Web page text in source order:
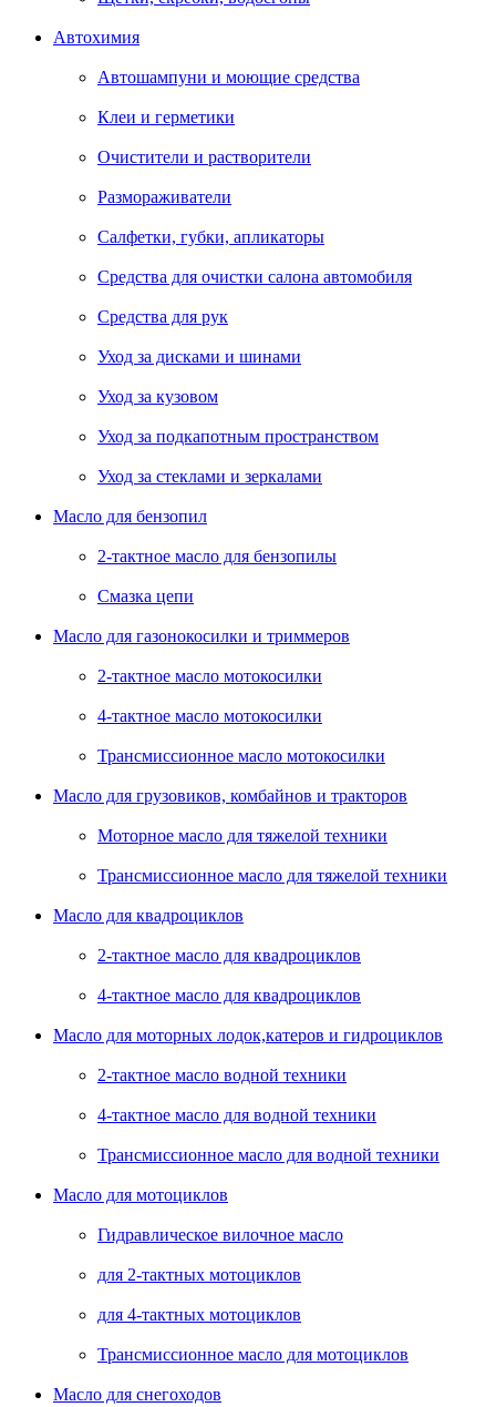
Автохимия
Автошампуни и моющие средства
Клеи и герметики
Очистители и растворители
Размораживатели
Салфетки, губки, апликаторы
Средства для очистки салона автомобиля
Средства для рук
Уход за дисками и шинами
Уход за кузовом
Уход за подкапотным пространством
Уход за стеклами и зеркалами
Масло для бензопил
2-тактное масло для бензопилы
Cмазка цепи
Масло для газонокосилки и триммеров
2-тактное масло мотокосилки
4-тактное масло мотокосилки
Трансмиссионное масло мотокосилки
Масло для грузовиков, комбайнов и тракторов
Моторное масло для тяжелой техники
Трансмиссионное масло для тяжелой техники
Масло для квадроциклов
2-тактное масло для квадроциклов
4-тактное масло для квадроциклов
Масло для моторных лодок,катеров и гидроциклов
2-тактное масло водной техники
4-тактное масло для водной техники
Трансмиссионное масло для водной техники
Масло для мотоциклов
Гидравлическое вилочное масло
для 2-тактных мотоциклов
для 4-тактных мотоциклов
Трансмиссионное масло для мотоциклов
Масло для снегоходов